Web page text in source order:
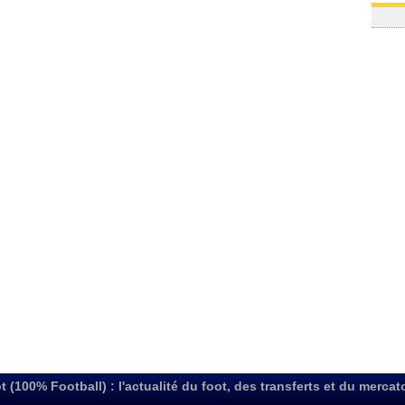
(100% Football) : l'actualité du foot, des transferts et du